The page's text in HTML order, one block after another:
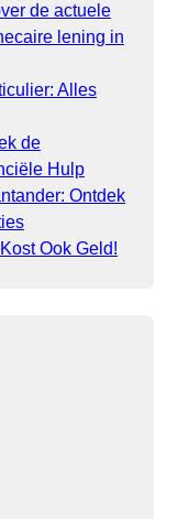
de actuele
lening in
Alles
de
Hulp
Ontdek
Ook Geld!